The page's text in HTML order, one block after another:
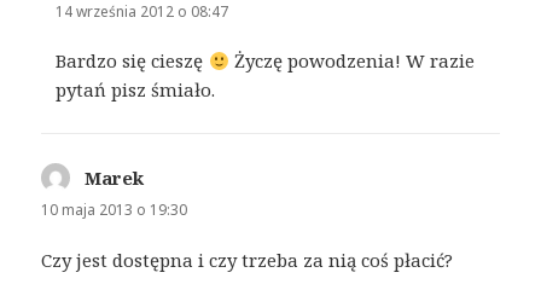
14 września 2012 o 08:47
Bardzo się cieszę
Życzę powodzenia! W razie
pytań pisz śmiało.
Marekpisze:
10 maja 2013 o 19:30
Czy jest dostępna i czy trzeba za nią coś płacić?